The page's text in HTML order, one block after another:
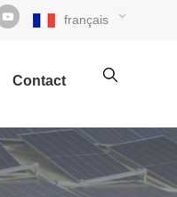
français
Contact